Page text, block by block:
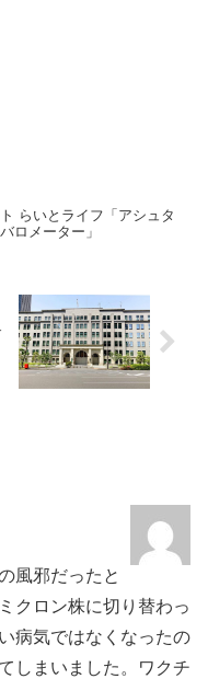
らいとライフ「アシュタ
ロメーター」
風邪だったと
クロン株に切り替わっ
病気ではなくなったの
しまいました。ワクチ